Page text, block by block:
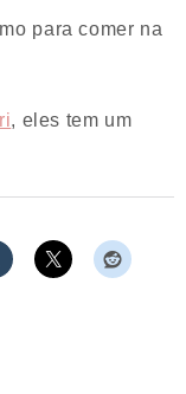
para comer na
, eles tem um